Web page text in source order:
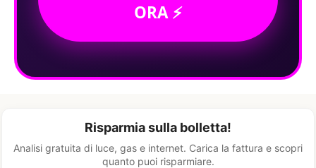
ORA ⚡
Risparmia sulla bolletta!
Analisi gratuita di luce, gas e internet. Carica la fattura e scopri
quanto puoi risparmiare.